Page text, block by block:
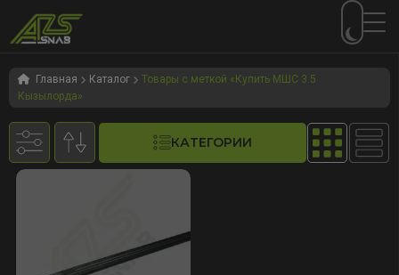
Перейти
навигации
Перейти
содержимому
Главная Каталог
Товары с меткой «Купить МШС 3.5
Кызылорда»
КАТЕГОРИИ